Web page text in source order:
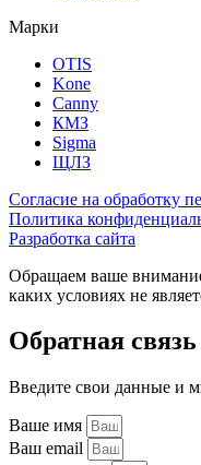
Марки
OTIS
Kone
Canny
КМЗ
Sigma
ЩЛЗ
Согласие на обработку
Политика
Разработка сайта
Обращаем ваше
каких условиях не
Обратная
Введите свои данные и
Ваше имя
Ваш email